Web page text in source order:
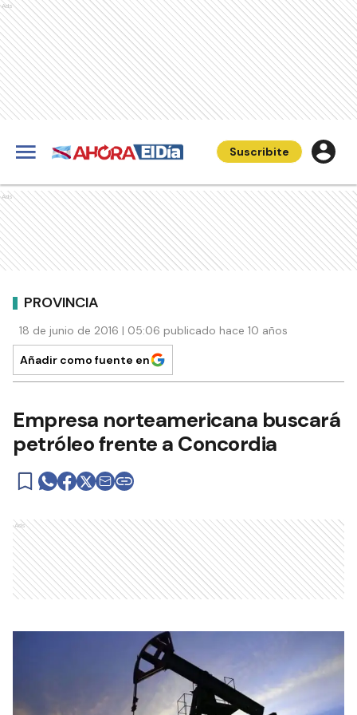
Ads
Suscribite
Ads
PROVINCIA
18 de junio de 2016 | 05:06 publicado hace 10 años
Añadir como fuente en
Empresa norteamericana buscará
petróleo frente a Concordia
Ads